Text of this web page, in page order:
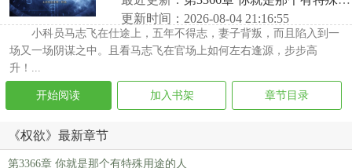
更新时间：2026-08-04 21:16:55
小科员马志飞在仕途上，五年不得志，妻子背叛，而且陷入到一
场又一场阴谋之中。且看马志飞在官场上如何左右逢源，步步高
升！...
开始阅读 加入书架 章节目录
《权欲》最新章节
第3366章 你就是那个有特殊用途的人